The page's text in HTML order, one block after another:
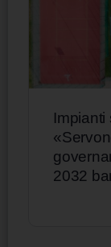
Impianti
2032